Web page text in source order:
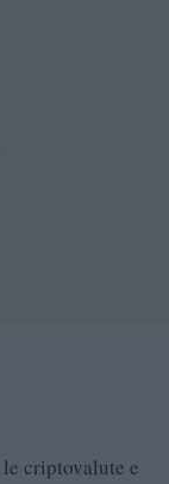
criptovalute e